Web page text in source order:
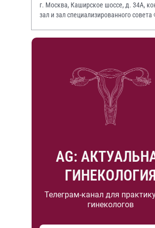
г. Москва, Каширское шоссе, д. 34А,
зал и зал специализированного
AG:
ГИНЕКОЛОГИЯ
Телеграм-канал для
гинекологов